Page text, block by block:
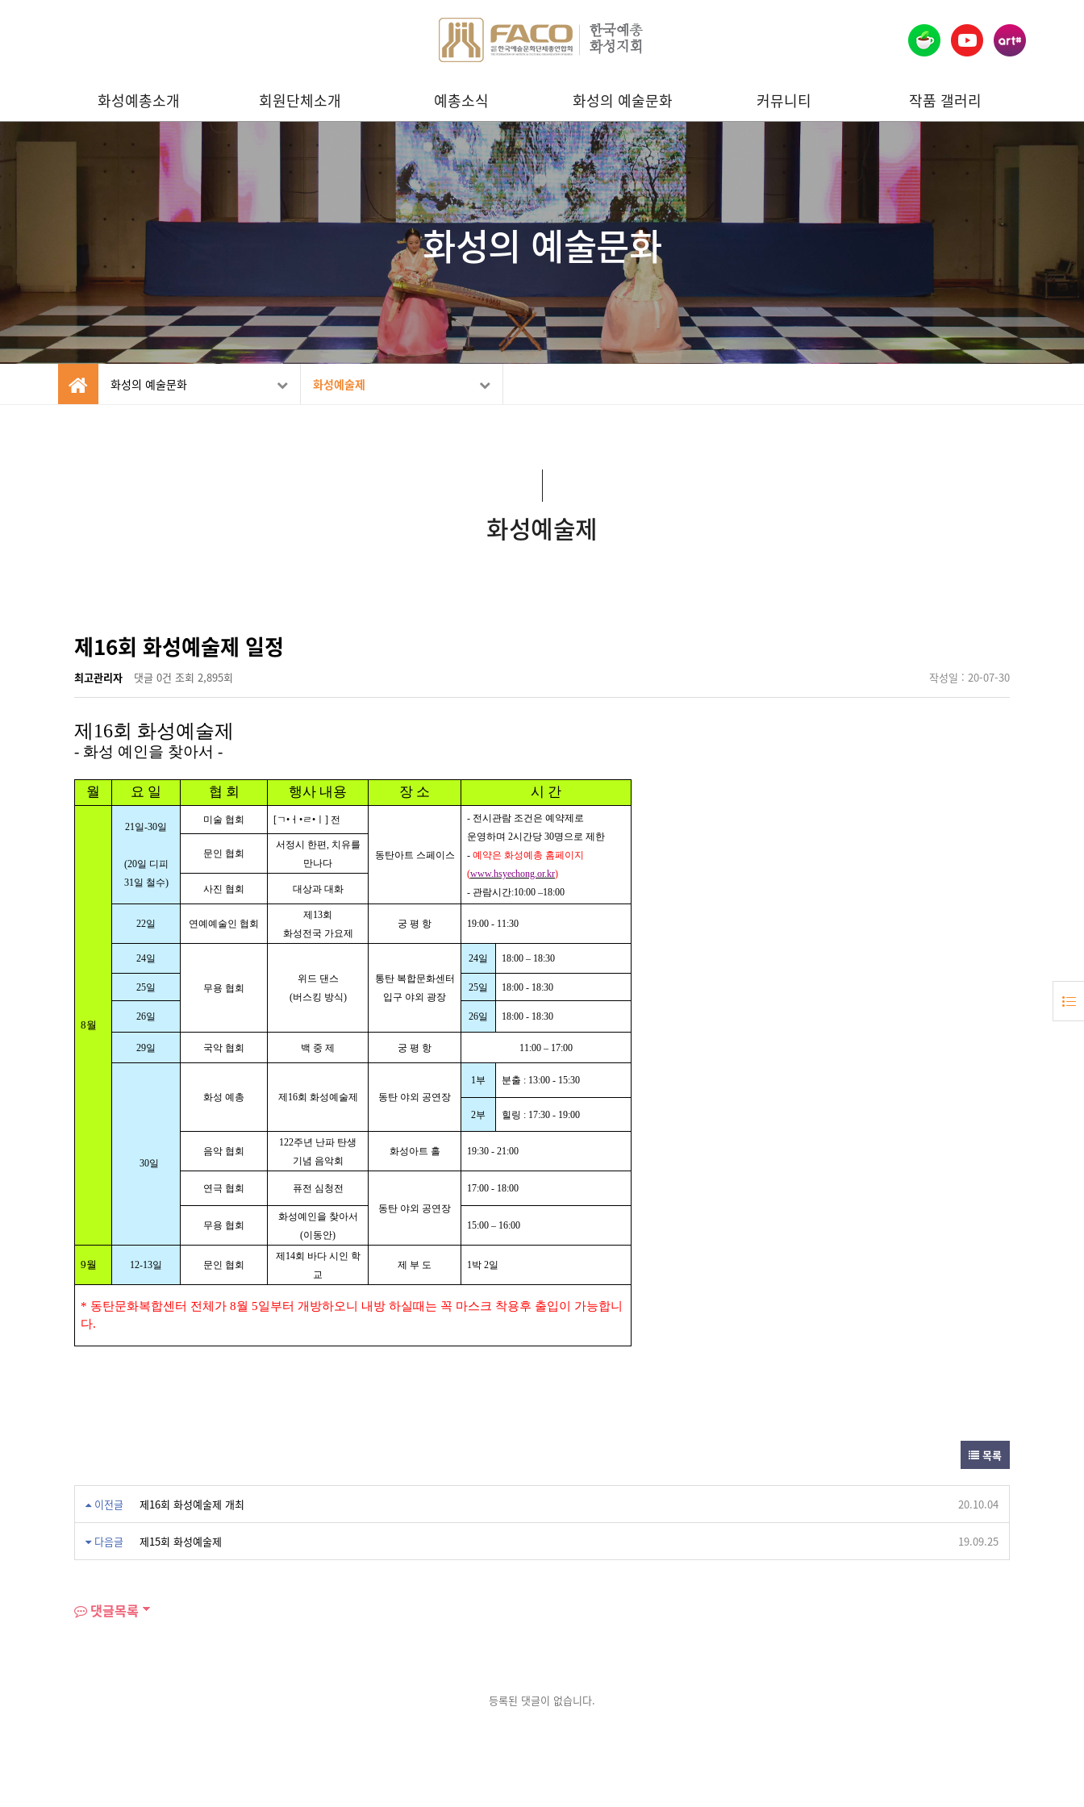
화성예총소개 회원단체소개 예총소식 화성의 예술문화 커뮤니티 작품 갤러리
화성의 예술문화
화성의 예술문화 화성예술제
화성예술제
제16회 화성예술제 일정
최고관리자 댓글 0건 조회 2,895회 작성일 : 20-07-30
제 16회 화성예술제
- 화성 예인을 찾아서 -
월 요 일 협 회 행사 내용 장 소 시 간
8월
21일-30일
(20일 디피
31일 철수)
미술 협회 [ㄱ•ㅓ•ㄹ•ㅣ ] 전
동탄아트 스페이스
- 전시관람 조건은 예약제로
운영하며 2시간당 30명으로 제한
- 예약은 화성예총 홈페이지
(www.hsyechong.or.kr)
- 관람시간:10:00 –18:00
문인 협회
서정시 한편, 치유를
만나다
사진 협회 대상과 대화
22일 연예예술인 협회
제 13회
화성전국 가요제
궁 평 항 19:00 - 11:30
24일
무용 협회
위드 댄스
(버스킹 방식)
통탄 복합문화센터
입구 야외 광장
24일 18:00 – 18:30
25일 25일 18:00 - 18:30
26일 26일 18:00 - 18:30
29일 국악 협회 백 중 제 궁 평 항 11:00 – 17:00
30일
화성 예총 제 16회 화성예술제 동탄 야외 공연장
1부 분출 : 13:00 - 15:30
2부 힐링 : 17:30 - 19:00
음악 협회
122주년 난파 탄생
기념 음악회
화성아트 홀 19:30 - 21:00
연극 협회
퓨전 심청전
동탄 야외 공연장
17:00 - 18:00
무용 협회
화성예인을 찾아서
(이동안)
15:00 – 16:00
9월 12-13일 문인 협회
제 14회 바다 시인 학
교
제 부 도 1박 2일
* 동탄문화복합센터 전체가 8월 5일부터 개방하오니 내방 하실때는 꼭 마스크 착용후 출입이 가능합니
다.
목록
이전글 제16회 화성예술제 개최 20.10.04
다음글 제15회 화성예술제 19.09.25
댓글목록
등록된 댓글이 없습니다.